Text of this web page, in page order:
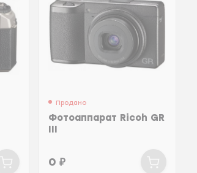
Продано
Фотоаппарат Ricoh GR
III
0 ₽